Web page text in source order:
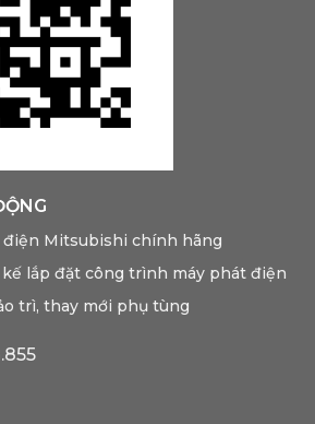
Mitsubishi chính hãng
lắp đặt công trình máy phát điện
trì, thay mới phụ tùng